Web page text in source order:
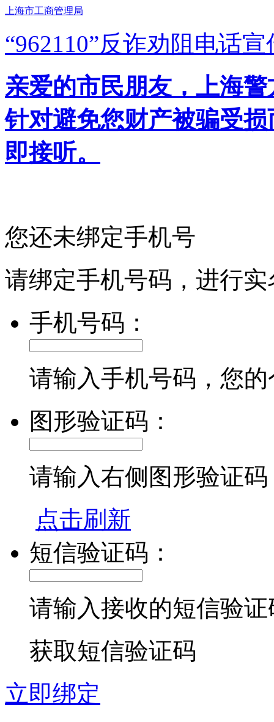
上海市工商管理局
“962110”反诈劝阻电话宣
亲爱的市民朋友，上海
针对避免您财产被骗受
即接听。
您还未绑定手机号
请绑定手机号码，进行
手机号码：
请输入手机号码，您
图形验证码：
请输入右侧图形验证码
点击刷新
短信验证码：
请输入接收的短信验证
获取短信验证码
立即绑定